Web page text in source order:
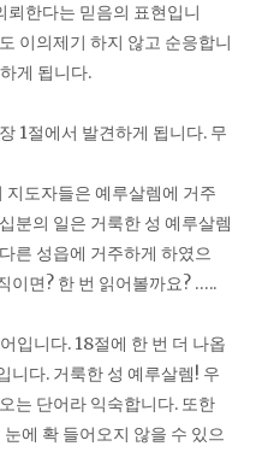
뢰한다는 믿음의 표현입니
이의제기 하지 않고 순응합니
게 됩니다.
1절에서 발견하게 됩니다. 무
지도자들은 예루살렘에 거주
분의 일은 거룩한 성 예루살렘
른 성읍에 거주하게 하였으
이면? 한 번 읽어볼까요? …..
입니다. 18절에 한 번 더 나옵
니다. 거룩한 성 예루살렘! 우
는 단어라 익숙합니다. 또한
에 확 들어오지 않을 수 있으